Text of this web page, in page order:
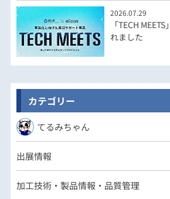
2026.07.29
「TECH
れました
カテゴリー
てるみちゃん
出展情報
加工技術・製品情報・品質管理